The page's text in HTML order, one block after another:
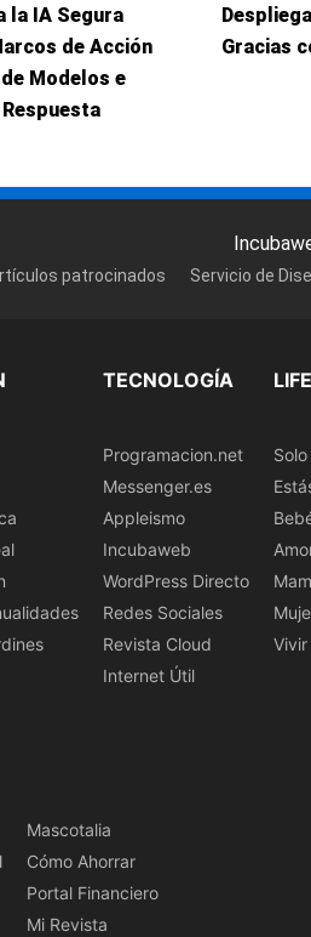
la IA Segura
de Acción
Modelos e
Gracias
patrocinados Servicio de
TECNOLOGÍA
Programacion.net
Messenger.es
Appleismo
Incubaweb
WordPress Directo
Redes Sociales
Revista Cloud
Internet Útil
Mascotalia
Cómo Ahorrar
Portal Financiero
Mi Revista